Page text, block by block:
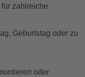
zahlreiche
Geburtstag oder zu
oder